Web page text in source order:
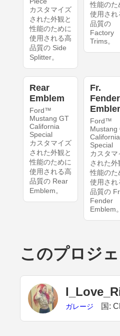
カスタマイズ
された外観と
性能のために
使用される高
品質の Side
Splitter。
性能のた
使用され
品質の
Factory
Trims。
Rear
Emblem
Ford™
Mustang GT
California
Special
カスタマイズ
された外観と
性能のために
使用される高
品質の Rear
Emblem。
Fr.
Fender
Ford™
Mustang
California
Special
カスタマ
された外
性能のた
使用され
品質の
Fender
Emblem。
このプロジ
ガレージ 国: